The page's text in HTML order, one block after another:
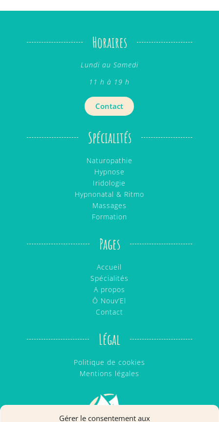
Gérer le consentement aux
Horaires
Lundi au Samedi
11 h à 19 h
Contact
Spécialités
Naturopathie
Hypnose
Iridologie
Hypnonatal & Ritmo
Massages
Formation
Pages
Accueil
Spécialités
A propos
Ô Nouv’El
Contact
Légal
Politique de cookies
Mentions légales